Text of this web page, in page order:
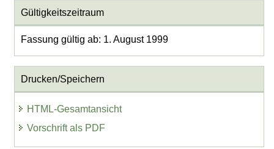
Gültigkeitszeitraum
Fassung gültig ab: 1. August 1999
Drucken/Speichern
HTML-Gesamtansicht
Vorschrift als PDF